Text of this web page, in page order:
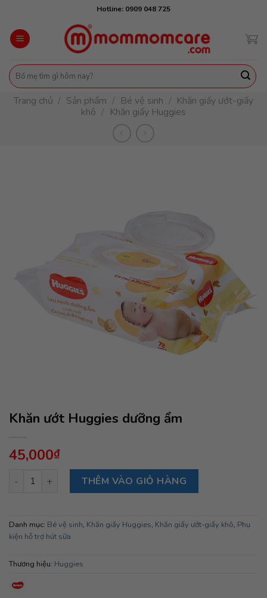
content
Hotline: 0909 048 725
Tìm
kiếm:
Trang chủ / Sản phẩm / Bé vệ sinh / Khăn giấy ướt-giấy
khô / Khăn giấy Huggies
Khăn ướt Huggies dưỡng ẩm
45,000₫
Khăn ướt Huggies dưỡng ẩm số lượng
THÊM VÀO GIỎ HÀNG
Danh mục: Bé vệ sinh, Khăn giấy Huggies, Khăn giấy ướt-giấy khô, Phụ
kiện hỗ trợ hút sữa
Thương hiệu: Huggies